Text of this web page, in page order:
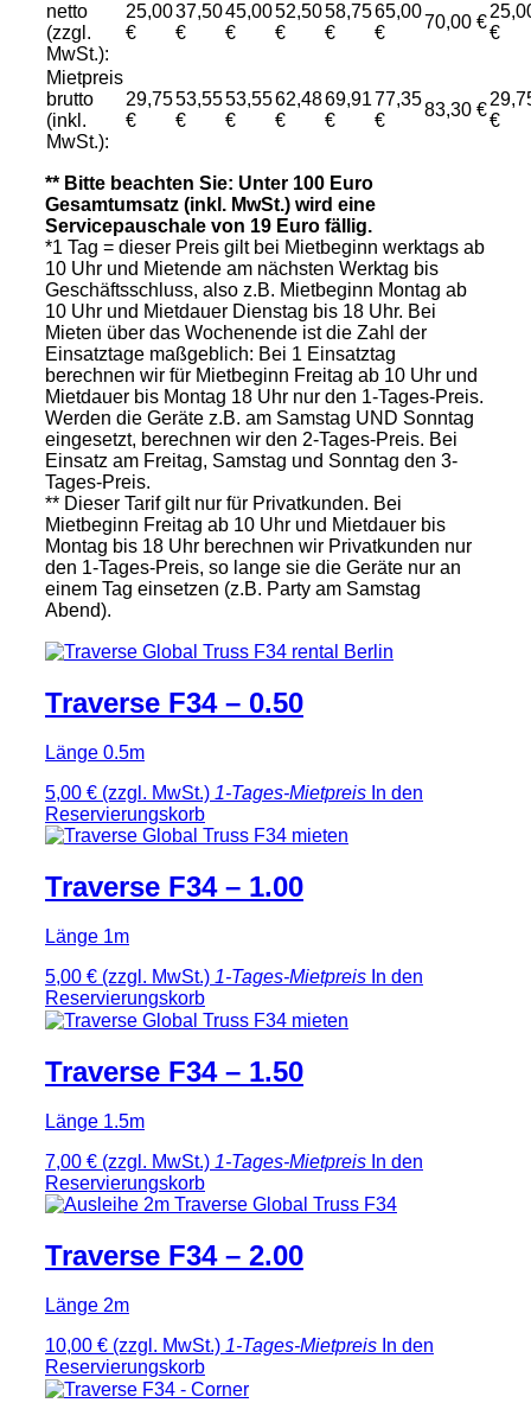
netto
(zzgl.
MwSt.):
25,00
€
37,50
€
45,00
€
52,50
€
58,75
€
65,00
€
70,00 €
€
Mietpreis
brutto
(inkl.
MwSt.):
29,75
€
53,55
€
53,55
€
62,48
€
69,91
€
77,35
€
83,30 €
€
** Bitte beachten Sie: Unter 100 Euro
Gesamtumsatz (inkl. MwSt.) wird eine
Servicepauschale von 19 Euro fällig.
*1 Tag = dieser Preis gilt bei Mietbeginn werktags ab
10 Uhr und Mietende am nächsten Werktag bis
Geschäftsschluss, also z.B. Mietbeginn Montag ab
10 Uhr und Mietdauer Dienstag bis 18 Uhr. Bei
Mieten über das Wochenende ist die Zahl der
Einsatztage maßgeblich: Bei 1 Einsatztag
berechnen wir für Mietbeginn Freitag ab 10 Uhr und
Mietdauer bis Montag 18 Uhr nur den 1-Tages-Preis.
Werden die Geräte z.B. am Samstag UND Sonntag
eingesetzt, berechnen wir den 2-Tages-Preis. Bei
Einsatz am Freitag, Samstag und Sonntag den 3-
Tages-Preis.
** Dieser Tarif gilt nur für Privatkunden. Bei
Mietbeginn Freitag ab 10 Uhr und Mietdauer bis
Montag bis 18 Uhr berechnen wir Privatkunden nur
den 1-Tages-Preis, so lange sie die Geräte nur an
einem Tag einsetzen (z.B. Party am Samstag
Abend).
Traverse F34 – 0.50
Länge 0.5m
5,00 € (zzgl. MwSt.) 1-Tages-Mietpreis In den
Reservierungskorb
Traverse F34 – 1.00
Länge 1m
5,00 € (zzgl. MwSt.) 1-Tages-Mietpreis In den
Reservierungskorb
Traverse F34 – 1.50
Länge 1.5m
7,00 € (zzgl. MwSt.) 1-Tages-Mietpreis In den
Reservierungskorb
Traverse F34 – 2.00
Länge 2m
10,00 € (zzgl. MwSt.) 1-Tages-Mietpreis In den
Reservierungskorb